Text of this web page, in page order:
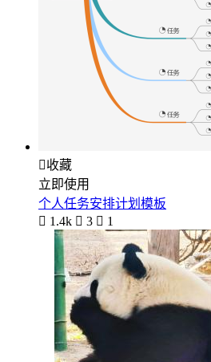
收藏
立即使用
个人任务安排计划模板
 1.4k  3  1